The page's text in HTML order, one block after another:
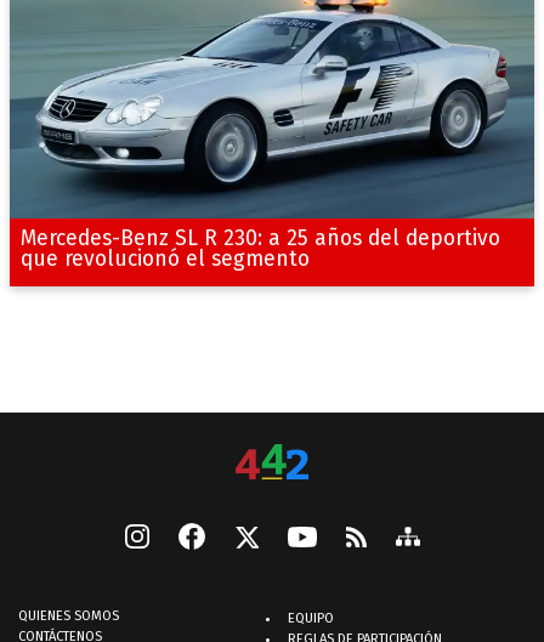
Mercedes-Benz SL R 230: a 25 años del deportivo
que revolucionó el segmento
QUIENES SOMOS
CONTÁCTENOS
EQUIPO